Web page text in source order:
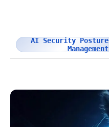
AI Security Posture
Management